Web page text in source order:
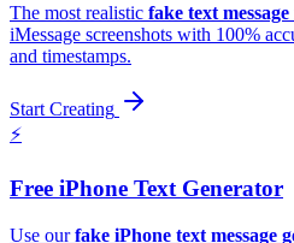
The most realistic fake text
iMessage screenshots with 100%
and timestamps.
Start Creating
⚡️
Free iPhone Text Generator
Use ourfake iPhone text message